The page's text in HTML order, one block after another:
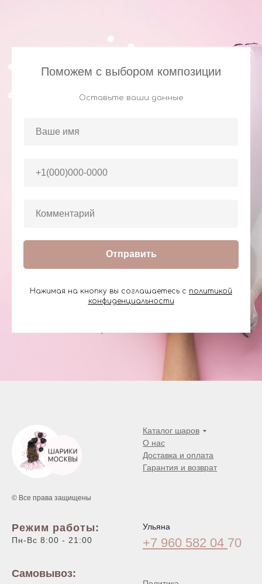
Поможем с выбором композиции
Оставьте ваши данные
Отправить
Нажимая на кнопку вы соглашаетесь с политикой
конфиденциальности
© Все права защищены
Каталог шаров
О нас
Доставка и оплата
Гарантия и возврат
Режим работы:
Пн-Вс 8:00 - 21:00
Самовывоз:
Ульяна
+7 960 582 04 70